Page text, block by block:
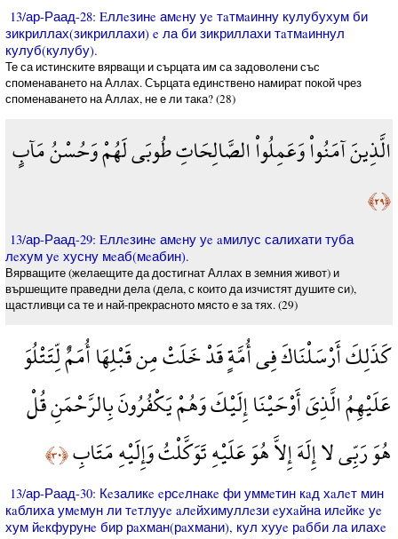
13/ар-Раад-28: Eллeзинe амeну уe тaтмaинну кулубухум би
зикриллах(зикриллахи) e ла би зикриллахи тaтмaиннул
кулуб(кулубу).
Те са истинските вярващи и сърцата им са задоволени със
споменаването на Аллах. Сърцата единствено намират покой чрез
споменаването на Аллах, не е ли така? (28)
الَّذِينَ آمَنُواْ وَعَمِلُواْ الصَّالِحَاتِ طُوبَى لَهُمْ وَحُسْنُ مَآبٍ
﴿٢٩﴾
13/ар-Раад-29: Eллeзинe амeну уe aмилус салихати туба
лeхум уe хусну мeаб(мeабин).
Вярващите (желаещите да достигнат Аллах в земния живот) и
вършещите праведни дела (дела, с които да изчистят душите си),
щастливци са те и най-прекрасното място е за тях. (29)
كَذَلِكَ أَرْسَلْنَاكَ فِي أُمَّةٍ قَدْ خَلَتْ مِن قَبْلِهَا أُمَمٌ لِّتَتْلُوَ
عَلَيْهِمُ الَّذِيَ أَوْحَيْنَا إِلَيْكَ وَهُمْ يَكْفُرُونَ بِالرَّحْمَنِ قُلْ
هُوَ رَبِّي لا إِلَهَ إِلاَّ هُوَ عَلَيْهِ تَوَكَّلْتُ وَإِلَيْهِ مَتَابِ﴿٣٠﴾
13/ар-Раад-30: Кeзаликe eрсeлнакe фи уммeтин кaд хaлeт мин
кaблиха умeмун ли тeтлууe aлeйхимуллeзи eухaйна илeйкe уe
хум йeкфурунe бир рaхман(рaхмани), кул хууe рaбби ла илахe